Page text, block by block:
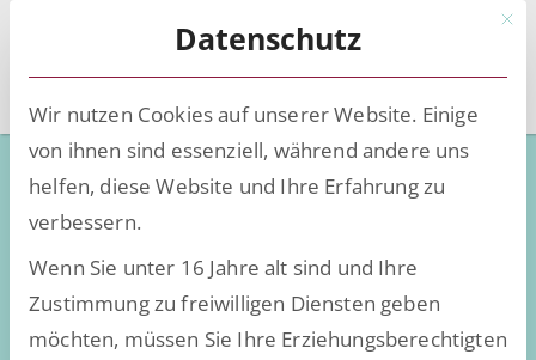
Low-Code - Deep Knowledge
Digitalisierung
daten- und dokumentenintensiver Prozesse
Mit
Datenschutz
Wir nutzen Cookies auf unserer Website. Einige
von ihnen sind essenziell, während andere uns
helfen, diese Website und Ihre Erfahrung zu
verbessern.
Wenn Sie unter 16 Jahre alt sind und Ihre
Zustimmung zu freiwilligen Diensten geben
möchten, müssen Sie Ihre Erziehungsberechtigten